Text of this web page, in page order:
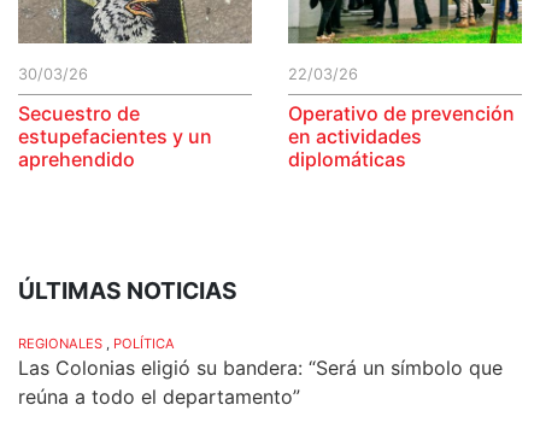
30/03/26
Secuestro de
estupefacientes y un
aprehendido
22/03/26
Operativo de prevención
en actividades
diplomáticas
ÚLTIMAS NOTICIAS
REGIONALES , POLÍTICA
Las Colonias eligió su bandera: “Será un símbolo que
reúna a todo el departamento”